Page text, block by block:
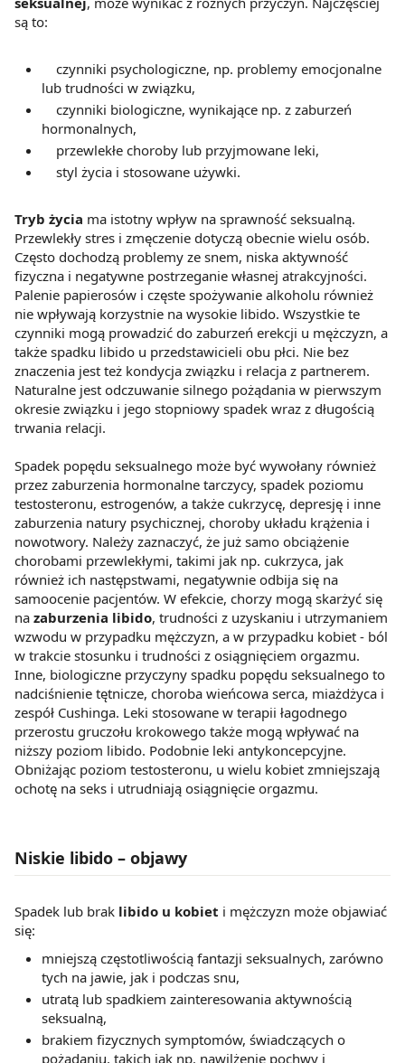
są to:
czynniki psychologiczne, np. problemy emocjonalne
lub trudności w związku,
czynniki biologiczne, wynikające np. z zaburzeń
hormonalnych,
przewlekłe choroby lub przyjmowane leki,
styl życia i stosowane używki.
Tryb życia ma istotny wpływ na sprawność seksualną.
Przewlekły stres i zmęczenie dotyczą obecnie wielu osób.
Często dochodzą problemy ze snem, niska aktywność
fizyczna i negatywne postrzeganie własnej atrakcyjności.
Palenie papierosów i częste spożywanie alkoholu również
nie wpływają korzystnie na wysokie libido. Wszystkie te
czynniki mogą prowadzić do zaburzeń erekcji u mężczyzn, a
także spadku libido u przedstawicieli obu płci. Nie bez
znaczenia jest też kondycja związku i relacja z partnerem.
Naturalne jest odczuwanie silnego pożądania w pierwszym
okresie związku i jego stopniowy spadek wraz z długością
trwania relacji.
Spadek popędu seksualnego może być wywołany również
przez zaburzenia hormonalne tarczycy, spadek poziomu
testosteronu, estrogenów, a także cukrzycę, depresję i inne
zaburzenia natury psychicznej, choroby układu krążenia i
nowotwory. Należy zaznaczyć, że już samo obciążenie
chorobami przewlekłymi, takimi jak np. cukrzyca, jak
również ich następstwami, negatywnie odbija się na
samoocenie pacjentów. W efekcie, chorzy mogą skarżyć się
na zaburzenia libido, trudności z uzyskaniu i utrzymaniem
wzwodu w przypadku mężczyzn, a w przypadku kobiet - ból
w trakcie stosunku i trudności z osiągnięciem orgazmu.
Inne, biologiczne przyczyny spadku popędu seksualnego to
nadciśnienie tętnicze, choroba wieńcowa serca, miażdżyca i
zespół Cushinga. Leki stosowane w terapii łagodnego
przerostu gruczołu krokowego także mogą wpływać na
niższy poziom libido. Podobnie leki antykoncepcyjne.
Obniżając poziom testosteronu, u wielu kobiet zmniejszają
ochotę na seks i utrudniają osiągnięcie orgazmu.
Niskie libido – objawy
Spadek lub brak libido u kobiet i mężczyzn może objawiać
się:
mniejszą częstotliwością fantazji seksualnych, zarówno
tych na jawie, jak i podczas snu,
utratą lub spadkiem zainteresowania aktywnością
seksualną,
brakiem fizycznych symptomów, świadczących o
pożądaniu, takich jak np. nawilżenie pochwy i